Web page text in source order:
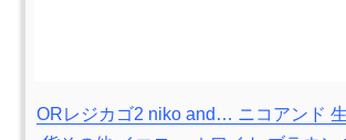
ORレジカゴ2 niko and… ニコアンド